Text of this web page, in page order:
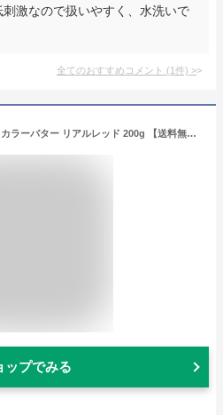
激なので扱いやすく、水洗いで
全てのおすすめコメント (1件) >
【即納】エンシェールズ カラーバター リアルレッド 200g 【送料無料】【ヘアカラー トリートメント】
ップでみる